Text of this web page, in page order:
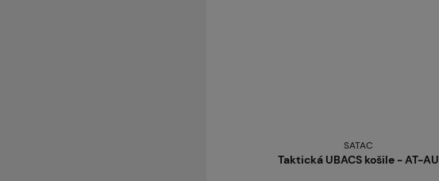
SATAC
Taktická UBACS košile - AT-AU